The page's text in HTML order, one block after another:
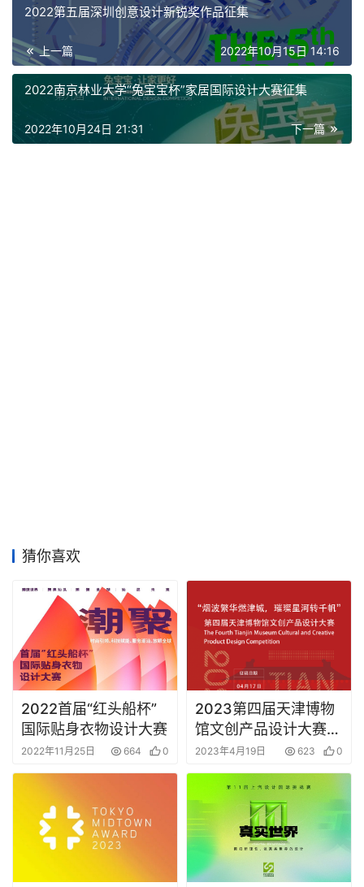
2022第五届深圳创意设计新锐奖作品征集
上一篇 2022年10月15日 14:16
2022南京林业大学“兔宝宝杯”家居国际设计大赛征集
下一篇
2022年10月24日 21:31
猜你喜欢
2022首届“红头船杯”
国际贴身衣物设计大赛
2022年11月25日 664 0
2023第四届天津博物
馆文创产品设计大赛作
品征集
2023年4月19日 623 0